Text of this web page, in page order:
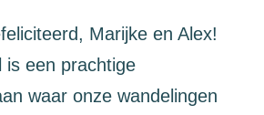
Marijke en Alex!
is een prachtige
waar onze wandelingen